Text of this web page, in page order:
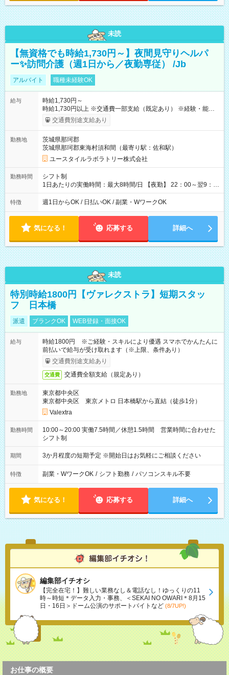
未読
【無資格でも時給1,730円～】夜間見守りヘルパ
ー✨訪問介護（週1日から／夜勤専従） /Jb
アルバイト 職種未経験OK
給与
時給1,730円～
時給1,730円以上 ※交通費一部支給（既定あり） ※経験・能力を
考慮して決定します 【収入例】 週1回勤務の場合：1,730円×8時
間×4回=5万5,360円 週3回勤務の場合：1,730円×8時間×12回
月 ※ 雇用形態と給与に、本採用時と異なる部分があります。 雇
用形態：本採用時と同じです。 給与：時給 1,510円以上
交通費別途支給あり
勤務地
茨城県那珂郡
茨城県那珂郡東海村須和間（最寄り駅：佐和駅）
ユースタイルラボラトリー株式会社
勤務時間
シフト制
1日あたりの実働時間：最大8時間/日 【夜勤】 22：00～翌9：
00 ※週1日～OK ／ 夜勤専従 ＊＊ 勤務時間例 ＊＊ ■22時か
ら翌7時 ■23時から翌8時 ■24時から翌9時 など ※上記の時間
ます。 ※曜日固定（毎週同じ曜日での勤務となります）
特徴 週1日からOK / 日払いOK / 副業・WワークOK
気になる！ 応募する 詳細へ
未読
特別時給1800円【ヴァレクストラ】短期スタッ
フ 日本橋
派遣 ブランクOK WEB登録・面接OK
給与
時給1800円 ※ご経験・スキルにより優遇 スマホでかんたんに
前払いで給与が受け取れます（※上限、条件あり）
交通費別途支給あり
交通費 交通費全額支給（規定あり）
勤務地
東京都中央区
東京都中央区 東京メトロ 日本橋駅から直結（徒歩1分）
Valextra
勤務時間
10:00～20:00 実働7.5時間／休憩1.5時間 営業時間に合わせた
シフト制
期間 3か月程度の短期予定 ※開始日はお気軽にご相談ください
特徴 副業・WワークOK / シフト勤務 / パソコンスキル不要
気になる！ 応募する 詳細へ
編集部イチオシ
【完全在宅！】難しい業務なし＆電話なし！ゆっくりの11
時～時短＊データ入力・事務、＜SEKAI NO OWARI＊8月15
日・16日＞ドーム公演のサポートバイトなど (8/7UP!)
お仕事の概要